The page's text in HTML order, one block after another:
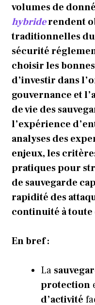
volumes de
hybriderendent
traditionnelles du
sécurité
choisir les
d’investir dans
gouvernance et
de vie des
l’expérience
analyses des
enjeux, les
pratiques pour
de sauvegarde
rapidité des
continuité à toute
En bref :
La
protection
d’activité